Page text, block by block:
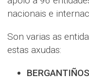
nacionais e
Son varias as
estas axudas: